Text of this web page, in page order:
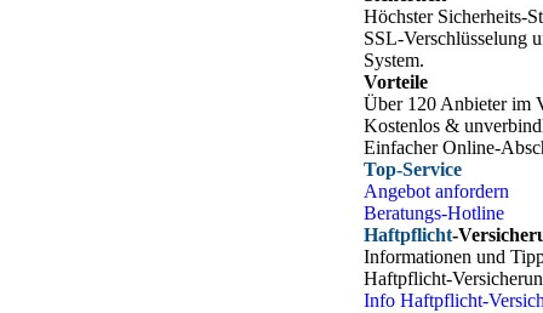
Höchster Sicherheits-
SSL-Verschlüsselung
System.
Vorteile
Über 120 Anbieter im
Kostenlos &
Einfacher Online-
Top-Service
Angebot anfordern
Beratungs-Hotline
Haftpflicht-
Informationen und
Haftpflicht-
Info Haftpflicht-